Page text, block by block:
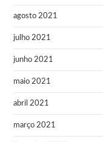
agosto 2021
julho 2021
junho 2021
maio 2021
abril 2021
março 2021